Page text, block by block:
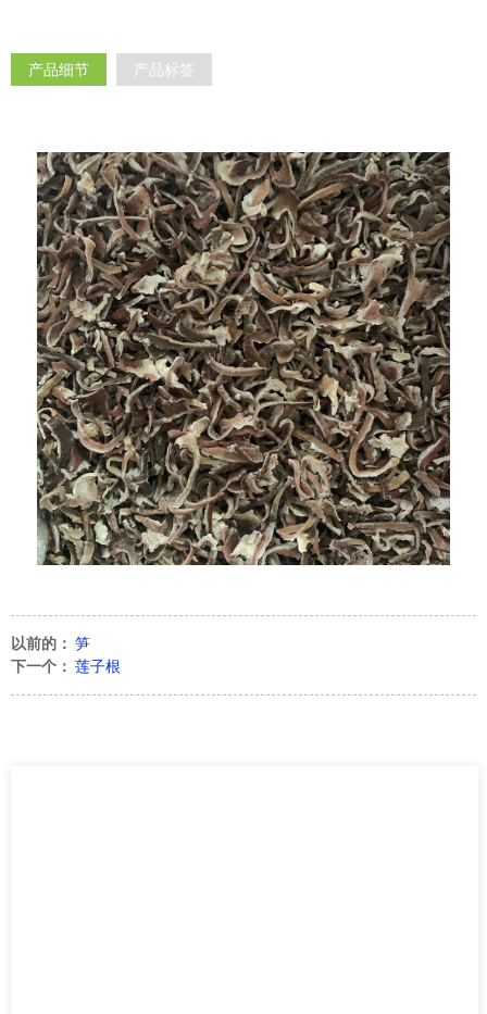
产品细节 产品标签
以前的： 笋
下一个： 莲子根